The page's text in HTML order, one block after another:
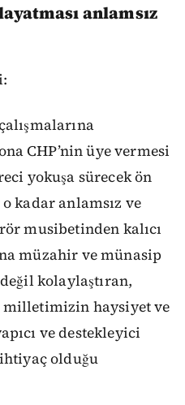
anlamsız
CHP’nin üye vermesi
yokuşa sürecek ön
kadar anlamsız ve
musibetinden kalıcı
müzahir ve münasip
kolaylaştıran,
milletimizin haysiyet ve
ve destekleyici
olduğu